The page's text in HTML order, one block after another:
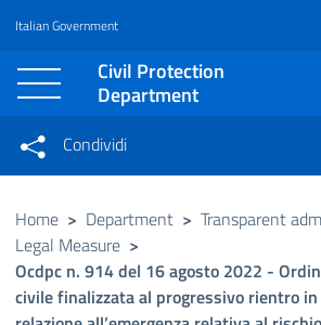
Vai al contenuto principale
Raggiungi il piè di pagina
Italian Government
Civil Protection
Department
Condividi su Facebook
Condividi su Twitter
Condividi
Condividi sui social network
Home > Department > Transparent
Legal Measure >
Ocdpc n. 914 del 16 agosto 2022 -
civile finalizzata al progressivo rientro